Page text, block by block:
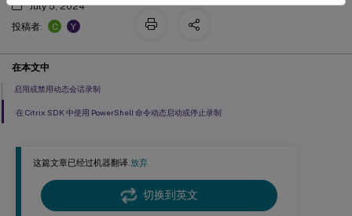
这篇文章已经过机器翻译.放弃
切换到英文
July 5, 2024
投稿者:
C Y
在本文中
启用或禁用动态会话录制
在 Citrix SDK 中使用 PowerShell 命令动态启动或停止录制